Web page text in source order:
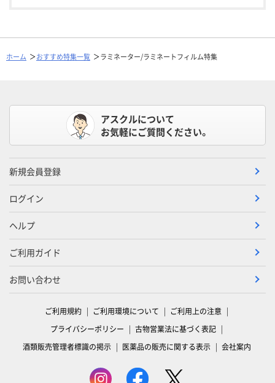
ホーム おすすめ特集一覧 ラミネーター/ラミネートフィルム特集
アスクルについて
お気軽にご質問ください。
新規会員登録
ログイン
ヘルプ
ご利用ガイド
お問い合わせ
ご利用規約 ご利用環境について
ご利用上の注意
プライバシーポリシー
古物営業法に基づく表記
酒類販売管理者標識の掲示
医薬品の販売に関する表示 会社案内